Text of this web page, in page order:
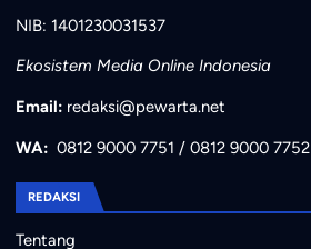
NIB: 1401230031537
Ekosistem Media Online Indonesia
Email: redaksi@pewarta.net
WA: 0812 9000 7751 / 0812 9000 7752
REDAKSI
Tentang